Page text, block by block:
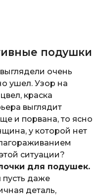
подушки
очень
ушел. Узор на
краска
выглядит
и порвана, то ясно
у которой нет
ситуации?
для подушек.
пусть даже
деталь,